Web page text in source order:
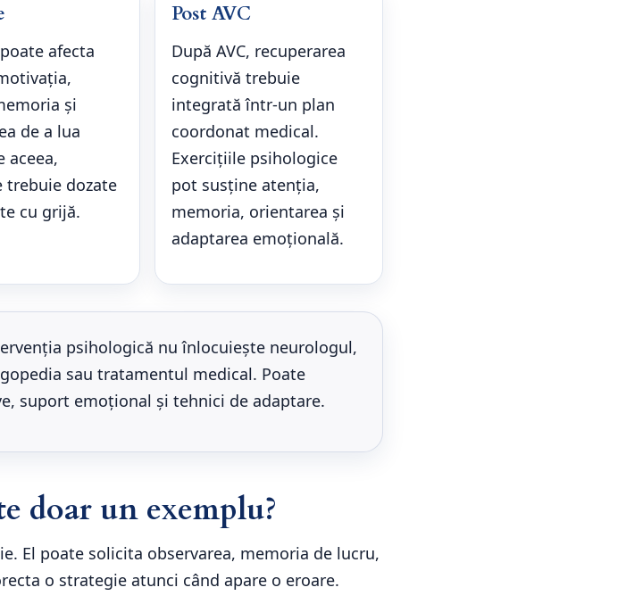
afecta
și
de a lua
aceea,
trebuie dozate
cu grijă.
Post AVC
După AVC, recuperarea
cognitivă trebuie
integrată într-un plan
coordonat medical.
Exercițiile psihologice
pot susține atenția,
memoria, orientarea și
adaptarea emoțională.
psihologică nu înlocuiește neurologul,
sau tratamentul medical. Poate
suport emoțional și tehnici de adaptare.
doar un exemplu?
El poate solicita observarea, memoria de lucru,
o strategie atunci când apare o eroare.